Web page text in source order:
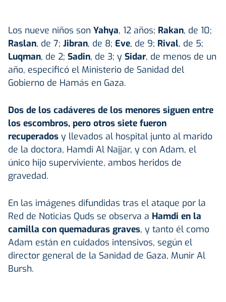
Los nueve niños son Yahya, 12 años; Rakan, de 10;
Raslan, de 7; Jibran, de 8; Eve, de 9; Rival, de 5;
Luqman, de 2; Sadin, de 3; y Sidar, de menos de un
año, especificó el Ministerio de Sanidad del
Gobierno de Hamás en Gaza.
Dos de los cadáveres de los menores siguen entre
los escombros, pero otros siete fueron
recuperados y llevados al hospital junto al marido
de la doctora, Hamdi Al Najjar, y con Adam, el
único hijo superviviente, ambos heridos de
gravedad.
En las imágenes difundidas tras el ataque por la
Red de Noticias Quds se observa a Hamdi en la
camilla con quemaduras graves, y tanto él como
Adam están en cuidados intensivos, según el
director general de la Sanidad de Gaza, Munir Al
Bursh.